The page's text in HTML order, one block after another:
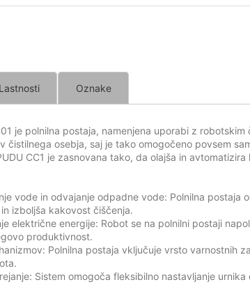
Lastnosti Oznake
je polnilna postaja, namenjena uporabi z
čistilnega osebja, saj je tako omogočeno povsem
CC1 je zasnovana tako, da olajša in
vode in odvajanje odpadne vode: Polnilna
izboljša kakovost čiščenja.
električne energije: Robot se na polnilni postaji
produktivnost.
Polnilna postaja vključuje vrsto varnostnih
Sistem omogoča fleksibilno nastavljanje